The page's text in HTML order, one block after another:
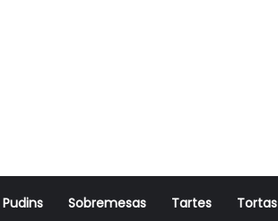
Pudins Sobremesas Tartes Tortas